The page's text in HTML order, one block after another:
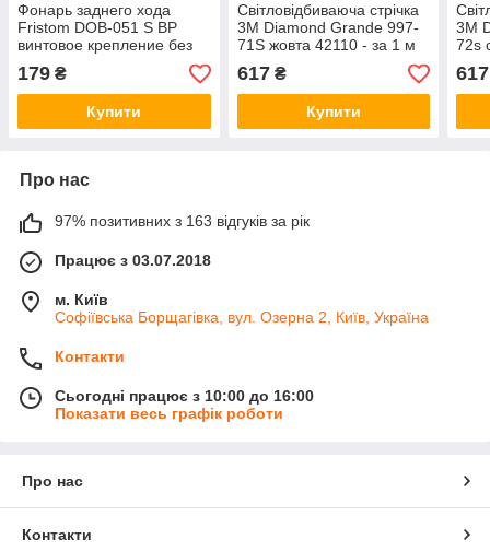
Фонарь заднего хода
Fristom DOB-051 S BP
винтовое крепление без
провода
179 ₴
Купити
Світловідбиваюча стрічка
3M Diamond Grande 997-
71S жовта 42110 - за 1 м
617₴
Купити
3M
72s
617
Про нас
97% позитивних з 163 відгуків за рік
Працює з 03.07.2018
м. Київ
Софіївська Борщагівка, вул. Озерна 2, Київ, Україна
Контакти
Сьогодні працює з 10:00 до 16:00
Показати весь графік роботи
Про нас
Контакти